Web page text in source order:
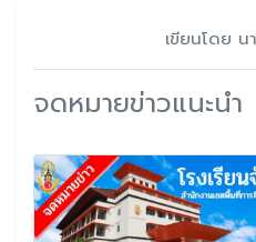
เขียนโดย
จดหมายข่าวแนะนำ